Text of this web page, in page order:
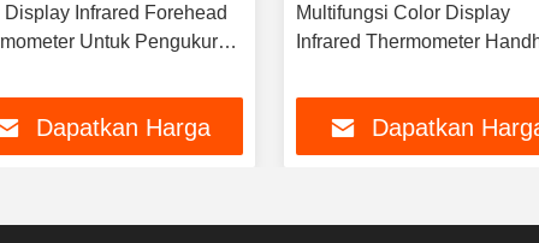
Infrared Forehead
Untuk Pengukuran
Dapatkan Harga
Multifungsi Color Display
Infrared Thermometer
Dapatkan